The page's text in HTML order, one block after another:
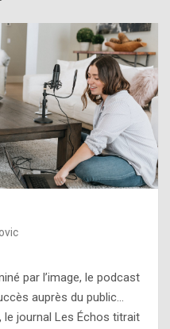
par l’image, le podcast
auprès du public…
le journal Les Échos titrait